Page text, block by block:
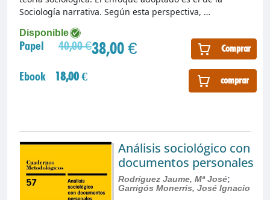
Disponible
Papel 40,00 €38,00 € Comprar
Ebook 18,00 € comprar
Sociología narrativa. Según esta perspectiva, …
Análisis sociológico con
documentos personales
Rodríguez Jaume, Mª José;
Garrigós Monerris, José Ignacio